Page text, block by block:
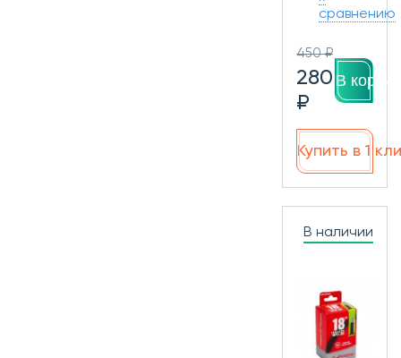
сравнению
450 ₽
280
₽
В
Купить в 1
В наличии